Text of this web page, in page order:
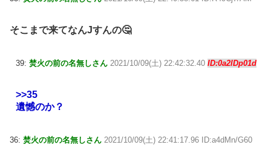
そこまで来てなんJすんの🤔
39: 焚火の前の名無しさん 2021/10/09(土) 22:42:32.40 ID:0a2lDp01d
>>35
遺憾のか？
36: 焚火の前の名無しさん 2021/10/09(土) 22:41:17.96 ID:a4dMn/G60